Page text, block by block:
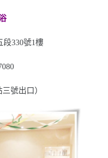
段330號1樓
號出口）